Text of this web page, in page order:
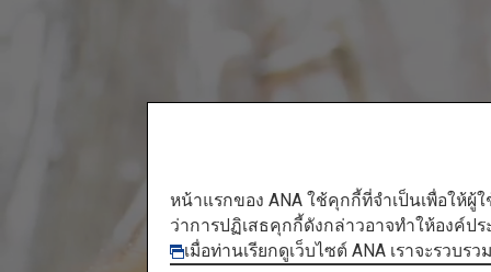
หน้าแรกของ ANA ใช้คุกกี้ที่จำเป็นเพื่อให้ผู้
ว่าการปฏิเสธคุกกี้ดังกล่าวอาจทำให้องค์ป
เมื่อท่านเรียกดูเว็บไซต์ ANA เราจะรวบ